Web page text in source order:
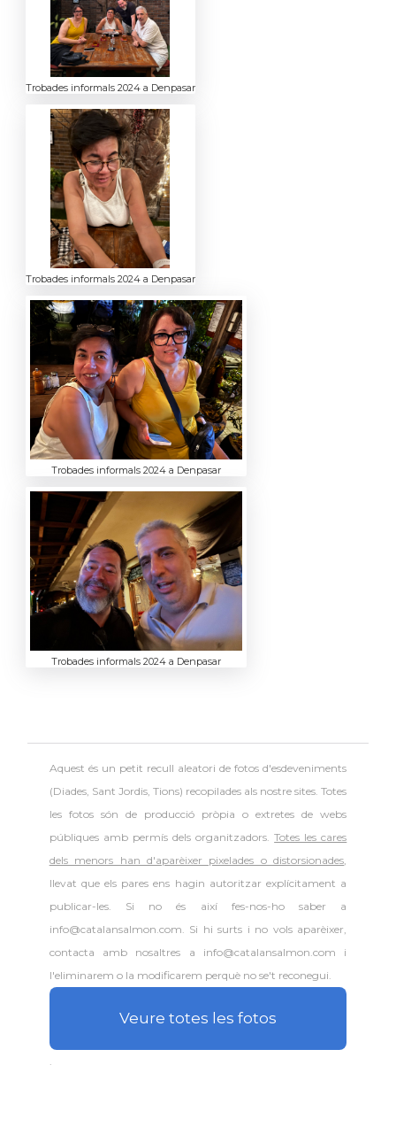
Trobades informals 2024 a Denpasar
Trobades informals 2024 a Denpasar
Trobades informals 2024 a Denpasar
Trobades informals 2024 a Denpasar
Aquest és un petit recull aleatori defotos d'esdeveniments
(Diades, Sant Jordis, Tions) recopilades als nostre sites. Totes
les fotos són de producció pròpia o extretes de webs
públiques amb permís dels organitzadors.Totes les cares
dels menors han d'aparèixer pixelades o distorsionades,
llevat que els pares ens hagin autoritzar explícitament a
publicar-les. Si no és així fes-nos-ho saber a
info@catalansalmon.com. Si hi surts i no vols aparèixer,
contacta amb nosaltres a info@catalansalmon.com i
l'eliminarem o la modificarem perquè no se't reconegui.
Veure totes les fotos